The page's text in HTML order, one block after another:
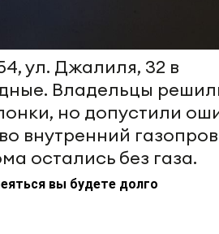
ул. Джалиля, 32 в
Владельцы
но допустили
внутренний
остались без газа.
вы будете долго